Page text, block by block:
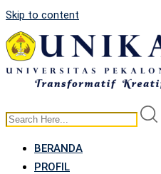
Skip to content
BERANDA
PROFIL